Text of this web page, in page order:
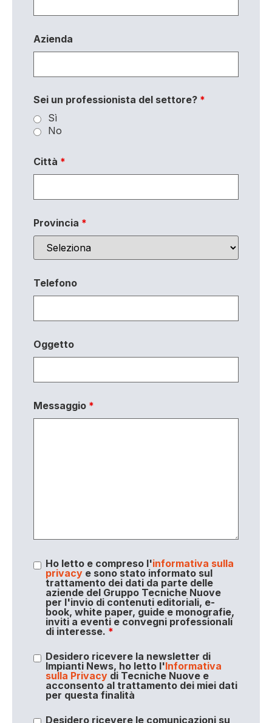
Azienda
Sei un professionista del settore? *
Sì
No
Città *
Provincia *
Telefono
Oggetto
Messaggio *
Ho letto e compreso l'informativa sulla
privacye sono stato informato sul
trattamento dei dati da parte delle
aziende del Gruppo Tecniche Nuove
per l'invio di contenuti editoriali, e-
book, white paper, guide e monografie,
inviti a eventi e convegni professionali
di interesse. *
Desidero ricevere la newsletter di
Impianti News, ho letto l'Informativa
sulla Privacydi Tecniche Nuove e
acconsento al trattamento dei miei dati
per questa finalità
Desidero ricevere le comunicazioni su